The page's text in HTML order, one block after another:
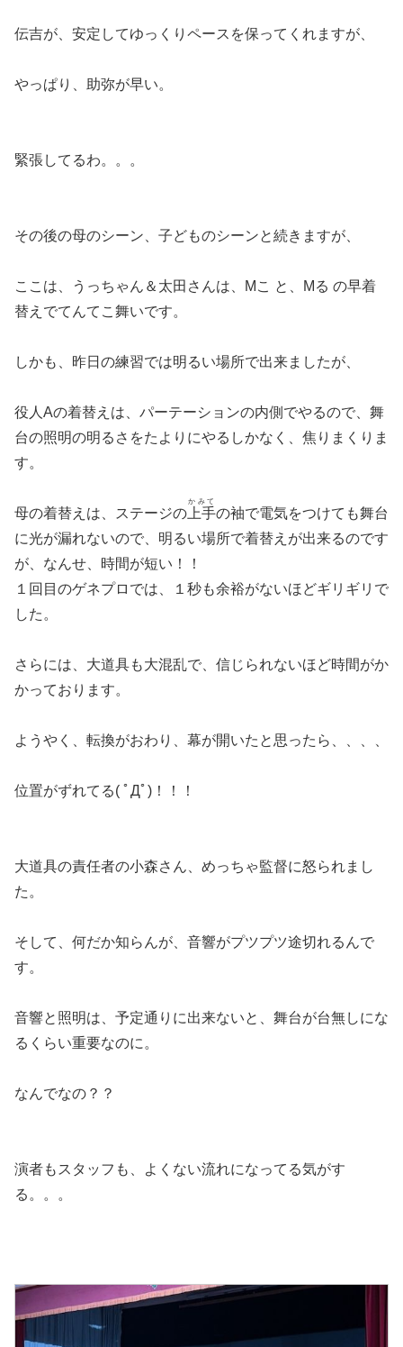
伝吉が、安定してゆっくりペースを保ってくれますが、
やっぱり、助弥が早い。
緊張してるわ。。。
その後の母のシーン、子どものシーンと続きますが、
ここは、うっちゃん＆太田さんは、Mこ と、Mる の早着
替えでてんてこ舞いです。
しかも、昨日の練習では明るい場所で出来ましたが、
役人Aの着替えは、パーテーションの内側でやるので、舞
台の照明の明るさをたよりにやるしかなく、焦りまくりま
す。
母の着替えは、ステージの 上手
かみて
の袖で電気をつけても舞台
に光が漏れないので、明るい場所で着替えが出来るのです
が、なんせ、時間が短い！！
１回目のゲネプロでは、１秒も余裕がないほどギリギリで
した。
さらには、大道具も大混乱で、信じられないほど時間がか
かっております。
ようやく、転換がおわり、幕が開いたと思ったら、、、、
位置がずれてる( ﾟДﾟ)！！！
大道具の責任者の小森さん、めっちゃ監督に怒られまし
た。
そして、何だか知らんが、音響がプツプツ途切れるんで
す。
音響と照明は、予定通りに出来ないと、舞台が台無しにな
るくらい重要なのに。
なんでなの？？
演者もスタッフも、よくない流れになってる気がす
る。。。